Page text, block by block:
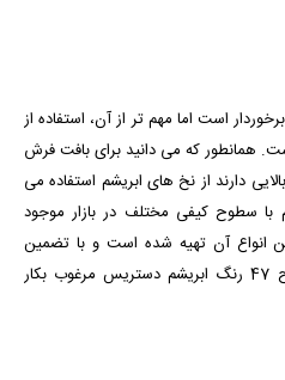
است اما مهم تر از آن، استفاده از
همانطور که می دانید برای بافت فرش
دارند از نخ های ابریشم استفاده می
سطوح کیفی مختلف در بازار موجود
مرغوب ترین انواع آن تهیه شده است و با تضمین
کیفیت عرضه می شود. در این طرح 47 رنگ ابریشم دستریس مرغوب بکار